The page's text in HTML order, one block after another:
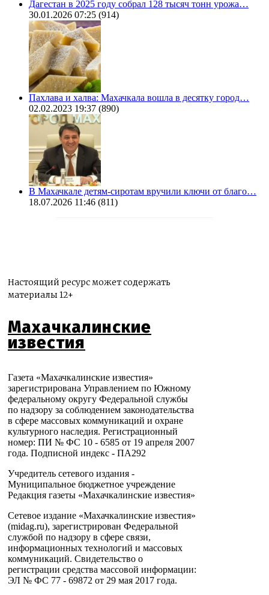
Дагестан в 2025 году собрал 128 тысяч тонн урожа…
30.01.2026 07:25 (914)
Пахлава и халва: Махачкала вошла в десятку город…
02.02.2023 19:37 (890)
В Махачкале детям-сиротам вручили ключи от благо…
18.07.2026 11:46 (811)
Настоящий ресурс может содержать
материалы 12+
Махачкалинские
известия
Газета «Махачкалинские известия»
зарегистрирована Управлением по Южному
федеральному округу Федеральной службы
по надзору за соблюдением законодательства
в сфере массовых коммуникаций и охране
культурного наследия. Регистрационный
номер: ПИ № ФС 10 - 6585 от 19 апреля 2007
года. Подписной индекс - ПА292
Учредитель сетевого издания -
Муниципальное бюджетное учреждение
Редакция газеты «Махачкалинские известия»
Сетевое издание «Махачкалинские известия»
(midag.ru), зарегистрирован Федеральной
службой по надзору в сфере связи,
информационных технологий и массовых
коммуникаций. Свидетельство о
регистрации средства массовой информации:
ЭЛ № ФС 77 - 69872 от 29 мая 2017 года.